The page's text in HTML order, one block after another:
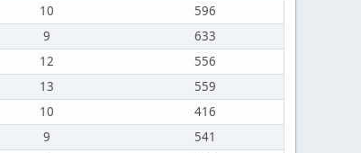
10
596
9
633
12
556
13
559
10
416
9
541